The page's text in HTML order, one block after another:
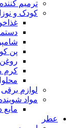
ترمیم
کودک و
پن
کرم
لوازم برقی
مواد
عطر